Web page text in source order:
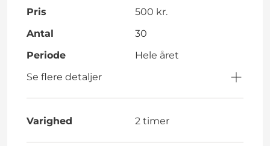
Pris
500 kr.
Antal
30
Periode
Hele året
Se flere detaljer
Varighed 2 timer